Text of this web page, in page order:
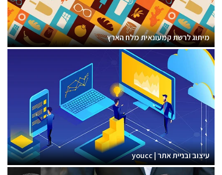
מיתוג לרשת קמעונאית מלח הארץ
עיצוב ובניית אתר | youcc